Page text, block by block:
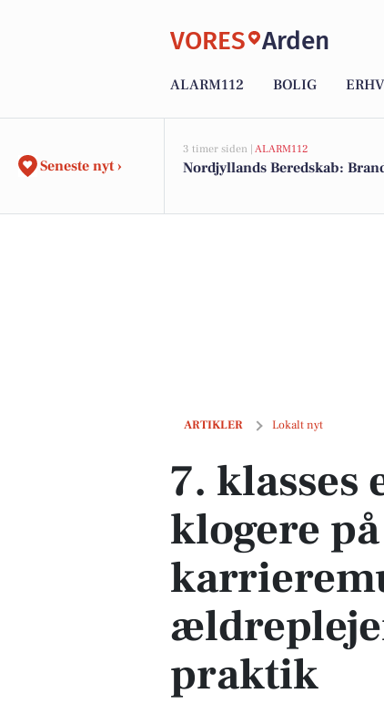
VORES Arden
ALARM112 BOLIG
Seneste nyt ›
3 timer siden | ALARM112
Nordjyllands Beredskab:
ARTIKLER Lokalt nyt
7. klasses elever bliver klogere
7. klasses
klogere
praktik